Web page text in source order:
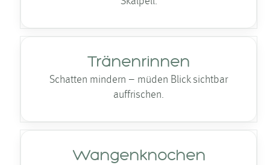
Tränenrinnen
Schatten mindern – müden Blick sichtbar
auffrischen.
Wangenknochen